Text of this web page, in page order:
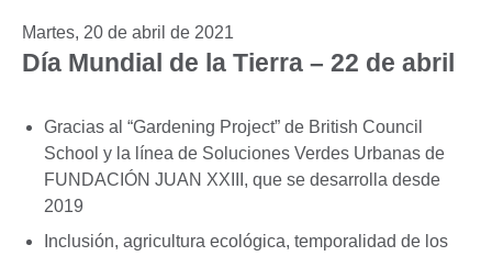
Martes, 20 de abril de 2021
Día Mundial de la Tierra – 22 de abril
Gracias al “Gardening Project” de British Council
School y la línea de Soluciones Verdes Urbanas de
FUNDACIÓN JUAN XXIII, que se desarrolla desde
2019
Inclusión, agricultura ecológica, temporalidad de los